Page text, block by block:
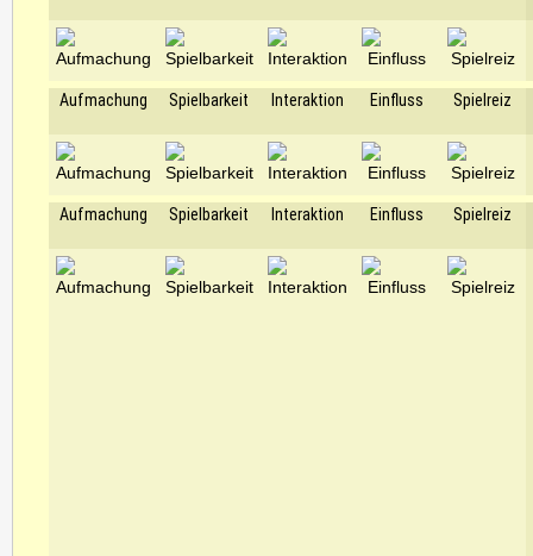
Aufmachung Spielbarkeit Interaktion Einfluss Spielreiz
Aufmachung Spielbarkeit Interaktion Einfluss Spielreiz